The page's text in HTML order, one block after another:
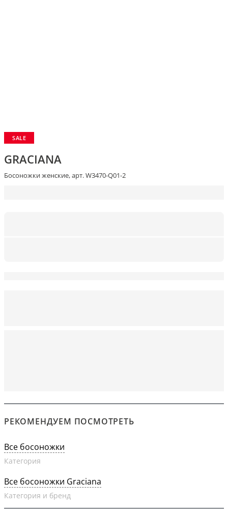
SALE
GRACIANA
Босоножки женские, арт. W3470-Q01-2
РЕКОМЕНДУЕМ ПОСМОТРЕТЬ
Все босоножки
Категория
Все босоножки Graciana
Категория и бренд